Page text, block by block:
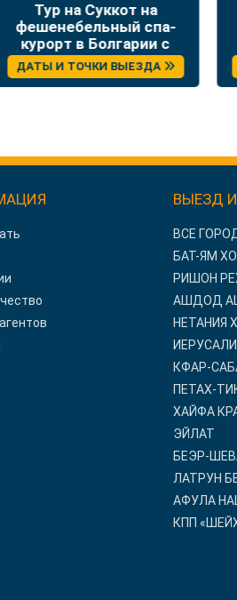
на
спа-
с
Тур золотая
Суккот в
Бухарест и
Брашов
ДАТЫ И ТОЧКИ
ВЫЕЗД
ВСЕ
БАТ-ЯМ
РИШОН
АШДОД
НЕТАНИЯ
КФАР-
ПЕТАХ-
ХАЙФА
ЭЙЛАТ
БЕЭР-
ЛАТРУН
АФУЛА
КПП